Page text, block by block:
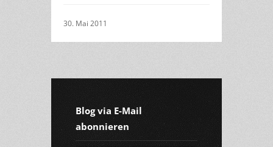
30. Mai 2011
Blog via E-Mail
abonnieren